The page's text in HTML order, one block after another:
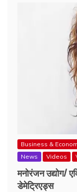
Business &
News
Videos
मनोरंजन उद्योग/
डेमेट्रिएड्स